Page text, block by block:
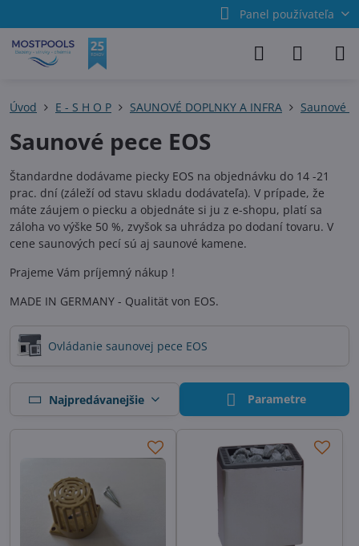
Panel používateľa
Úvod E - S H O P SAUNOVÉ DOPLNKY A INFRA Saunové
Saunové pece EOS
Štandardne dodávame piecky EOS na objednávku do 14 -21
prac. dní (záleží od stavu skladu dodávateľa). V prípade, že
máte záujem o piecku a objednáte si ju z e-shopu, platí sa
záloha vo výške 50 %, zvyšok sa uhrádza po dodaní tovaru. V
cene saunových pecí sú aj saunové kamene.
Prajeme Vám príjemný nákup !
MADE IN GERMANY - Qualität von EOS.
Ovládanie saunovej pece EOS
Najpredávanejšie Parametre